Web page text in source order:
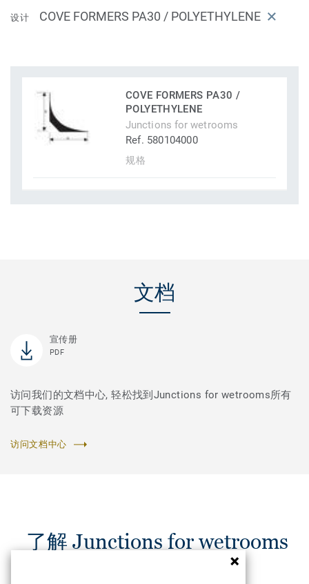
设计 COVE FORMERS PA30 / POLYETHYLENE
COVE FORMERS PA30 /
POLYETHYLENE
Junctions for wetrooms
Ref. 580104000
规格
文档
宣传册
PDF
访问我们的文档中心, 轻松找到Junctions for wetrooms所有
可下载资源
访问文档中心
了解 Junctions for wetrooms